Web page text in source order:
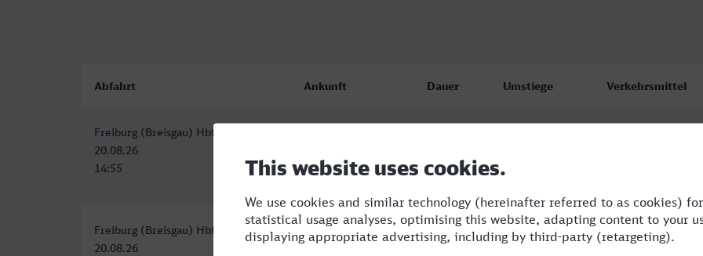
Abfahrt Ankunft Dauer Umstiege Verkehrsmittel
Freiburg (Breisgau) Hbf
20.08.26
14:55
16:57
Freiburg (Breisgau) Hbf
20.08.26
Ludwigsburg
20.08.26
2:19